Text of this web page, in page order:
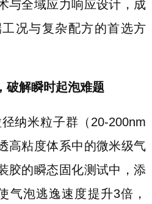
与全域应力响应设计，成
况与复杂配方的首选方
破解瞬时起泡难题
纳米粒子群（20-200nm
高粘度体系中的微米级气
胶的瞬态固化测试中，添
气泡逃逸速度提升3倍，